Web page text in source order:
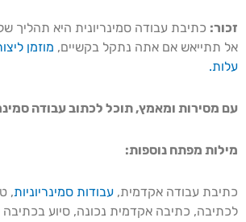
זכור: כתיבת עבודה סמינריונית היא תהליך
אל תתייאש אם אתה נתקל בקשיים, מוזמן
עלות.
עם מסירות ומאמץ, תוכל לכתוב עבודה
מילות מפתח נוספות:
כתיבת עבודה אקדמית, עבודות סמינריוניות,
לכתיבה, כתיבה אקדמית נכונה, סיוע